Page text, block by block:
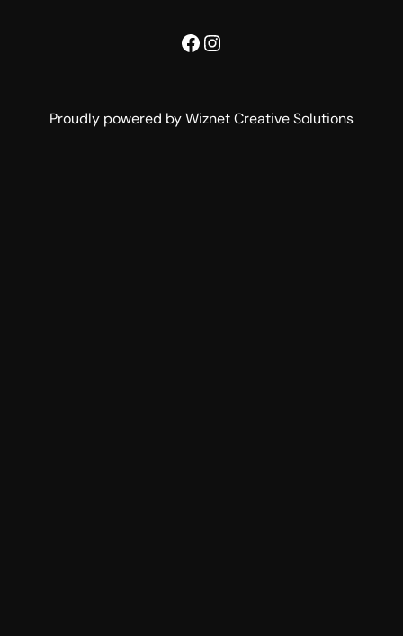
Facebook
Instagram
Proudly powered by Wiznet Creative Solutions